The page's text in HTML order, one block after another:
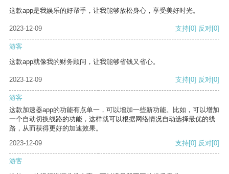
这款app是我娱乐的好帮手，让我能够放松身心，享受美好时光。
2023-12-09 支持[0] 反对[0]
游客
这款app就像我的财务顾问，让我能够省钱又省心。
2023-12-09 支持[0] 反对[0]
游客
这款加速器app的功能有点单一，可以增加一些新功能。比如，可以增加
一个自动切换线路的功能，这样就可以根据网络情况自动选择最优的线
路，从而获得更好的加速效果。
2023-12-09
支持[0] 反对[0]
游客